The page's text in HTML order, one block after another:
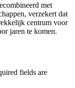
met
verzekert dat
centrum voor
jaren te komen.
fields are